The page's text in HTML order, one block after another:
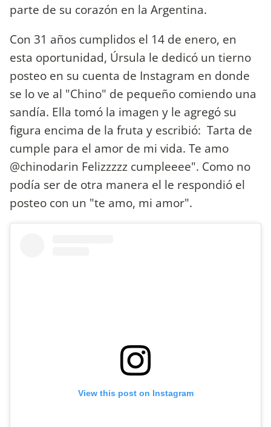
parte de su corazón en la Argentina.
Con 31 años cumplidos el 14 de enero, en
esta oportunidad, Úrsula le dedicó un tierno
posteo en su cuenta de Instagram en donde
se lo ve al "Chino" de pequeño comiendo una
sandía. Ella tomó la imagen y le agregó su
figura encima de la fruta y escribió: Tarta de
cumple para el amor de mi vida. Te amo
@chinodarin Felizzzzz cumpleeee". Como no
podía ser de otra manera el le respondió el
posteo con un "te amo, mi amor".
View this post on Instagram